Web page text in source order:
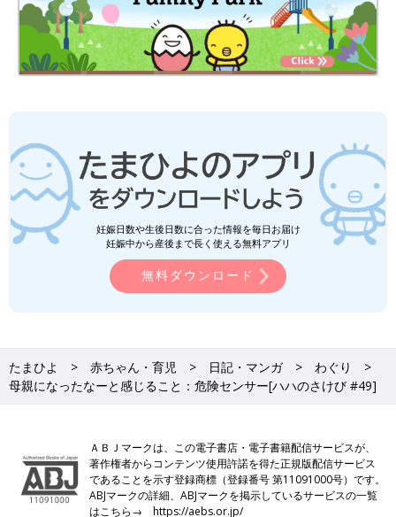
妊娠日数や生後日数に合った情報を毎日お届け
妊娠中から産後まで長く使える無料アプリ
無料ダウンロード
たまひよ 赤ちゃん・育児 日記・マンガ
わぐり
母親になったなーと感じること：危険センサー[ハハのさけび #49]
ＡＢＪマークは、この電子書店・電子書籍配信サービスが、
著作権者からコンテンツ使用許諾を得た正規版配信サービス
であることを示す登録商標（登録番号 第11091000号）です。
ABJマークの詳細、ABJマークを掲示しているサービスの一覧
はこちら→https://aebs.or.jp/